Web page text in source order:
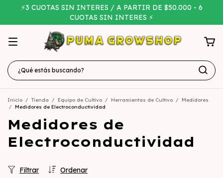
⚡3 CUOTAS SIN INTERES / A PARTIR DE $50.000 - 6
CUOTAS SIN INTERES ⚡
Inicio / Tienda / Equipo de Cultivo / Herramientas de Cultivo /
Medidores
/ Medidores de Electroconductividad
Medidores de
Electroconductividad
Ordenar
Filtrar